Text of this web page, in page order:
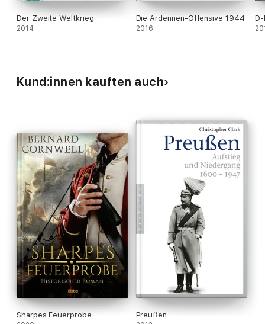
Der Zweite Weltkrieg
2014
Die Ardennen-Offensive 1944
2016
D-
Kund:innen kauften auch
Sharpes Feuerprobe Preußen